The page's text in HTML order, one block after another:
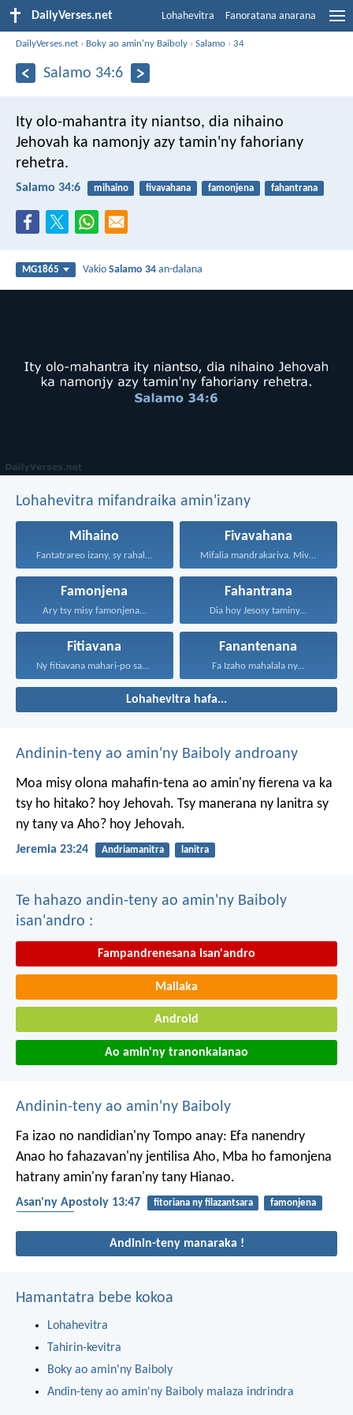
DailyVerses.net Lohahevitra Fanoratana anarana
DailyVerses.net › Boky ao amin'ny Baiboly ›Salamo ›34
Salamo 34:6
Ity olo-mahantra ity niantso, dia nihaino
Jehovah ka namonjy azy tamin'ny fahoriany
rehetra.
Salamo 34:6 mihaino fivavahana famonjena fahantrana
MG1865 VakioSalamo 34 an-dalana
Lohahevitra mifandraika amin'izany
Mihaino
Fantatrareo izany, sy rahalahy...
Fivavahana
Mifalia mandrakariva. Mivavaha, ka...
Famonjena
Ary tsy misy famonjena...
Fahantrana
Dia hoy Jesosy taminy...
Fitiavana
Ny fitiavana mahari-po sady...
Fanantenana
Fa Izaho mahalala ny...
Lohahevitra hafa...
Andinin-teny ao amin'ny Baiboly androany
Moa misy olona mahafin-tena ao amin'ny fierena va ka
tsy ho hitako? hoy Jehovah. Tsy manerana ny lanitra sy
ny tany va Aho? hoy Jehovah.
Jeremia 23:24 Andriamanitra lanitra
Te hahazo andin-teny ao amin'ny Baiboly
isan'andro :
Fampandrenesana isan'andro
Mailaka
Android
Ao amin'ny tranonkalanao
Andinin-teny ao amin'ny Baiboly
Fa izao no nandidian'ny Tompo anay: Efa nanendry
Anao ho fahazavan'ny jentilisa Aho, Mba ho famonjena
hatrany amin'ny faran'ny tany Hianao.
Asan'ny Apostoly 13:47 fitoriana ny filazantsara
famonjena
Andinin-teny manaraka !
Hamantatra bebe kokoa
Lohahevitra
Tahirin-kevitra
Boky ao amin'ny Baiboly
Andin-teny ao amin'ny Baiboly malaza indrindra